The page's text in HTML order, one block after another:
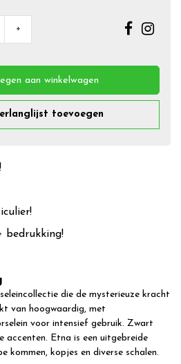
+
aan winkelwagen
toevoegen
bedrukking!
die de mysterieuze kracht
van hoogwaardig, met
voor intensief gebruik. Zwart
accenten. Etna is een uitgebreide
kommen, kopjes en diverse schalen.